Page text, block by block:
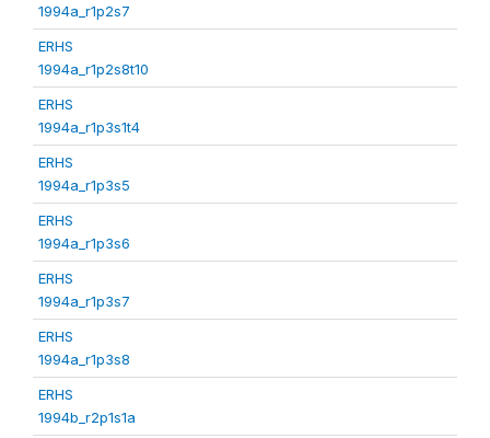
1994a_r1p2s7
ERHS
1994a_r1p2s8t10
ERHS
1994a_r1p3s1t4
ERHS
1994a_r1p3s5
ERHS
1994a_r1p3s6
ERHS
1994a_r1p3s7
ERHS
1994a_r1p3s8
ERHS
1994b_r2p1s1a